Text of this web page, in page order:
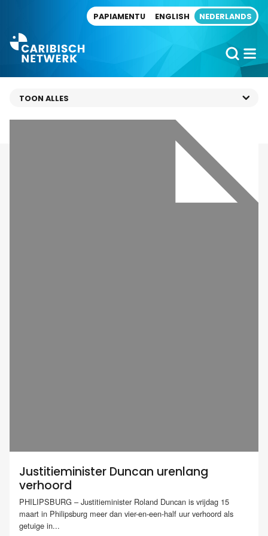
PAPIAMENTU ENGLISH NEDERLANDS
Justitieminister Duncan urenlang
verhoord
PHILIPSBURG – Justitieminister Roland Duncan is vrijdag 15
maart in Philipsburg meer dan vier-en-een-half uur verhoord als
getuige in...